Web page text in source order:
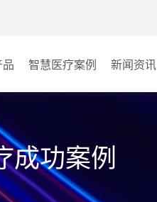
统
诊系统
讲系统
智慧医疗案例
门诊
会议室
新闻资讯
成功案例